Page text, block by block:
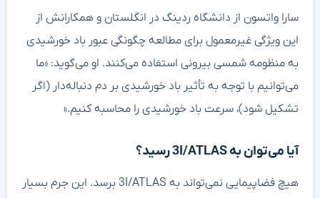
سارا واتسون از دانشگاه ردینگ در انگلستان و همکارانش از
این ویژگی غیرمعمول برای مطالعه چگونگی عبور باد خورشیدی
به منظومه شمسی بیرونی استفاده می‌کنند. او می‌گوید: «ما
می‌توانیم با توجه به تأثیر باد خورشیدی بر دم دنباله‌دار (اگر
تشکیل شود)، سرعت باد خورشیدی را محاسبه کنیم.»
آیا می‌توان به 3I/ATLAS رسید؟
هیچ فضاپیمایی نمی‌تواند به 3I/ATLAS برسد. این جرم بسیار